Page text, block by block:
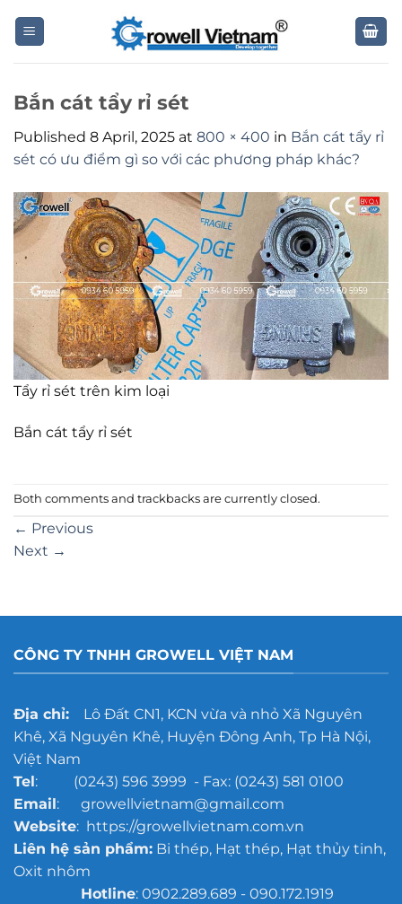
Bắn cát tẩy rỉ sét
Published 8 April, 2025 at 800 × 400 in Bắn cát tẩy rỉ
sét có ưu điểm gì so với các phương pháp khác?
Tẩy rỉ sét trên kim loại
Bắn cát tẩy rỉ sét
Both comments and trackbacks are currently closed.
← Previous
Next →
CÔNG TY TNHH GROWELL VIỆT NAM
Địa chỉ:Lô Đất CN1, KCN vừa và nhỏ Xã Nguyên
Khê, Xã Nguyên Khê, Huyện Đông Anh, Tp Hà Nội,
Việt Nam
Tel: (0243) 596 3999 - Fax: (0243) 581 0100
Email: growellvietnam@gmail.com
Website: https://growellvietnam.com.vn
Liên hệ sản phẩm:Bi thép, Hạt thép, Hạt thủy tinh,
Oxit nhôm
Hotline: 0902.289.689 - 090.172.1919